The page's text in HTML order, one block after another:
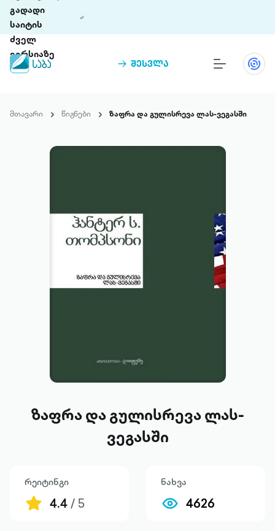
გადადი
საიტის
ძველ
ვერსიაზე
შესვლა
თინეთი 9 ციფრულ პლატფორმასა და 5
პაკეტები
მთავარი წიგნები ზაფრა და გულისრევა ლას-ვეგასში
ზაფრა და გულისრევა ლას-
ვეგასში
რეიტინგი
4.4/ 5
ნახვა
4626